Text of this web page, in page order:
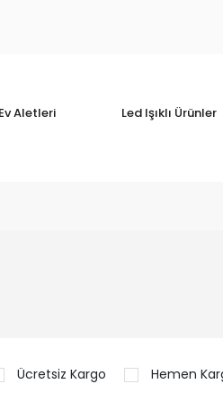
Aletleri Led Işıklı Ürünler
Ücretsiz Kargo Hemen